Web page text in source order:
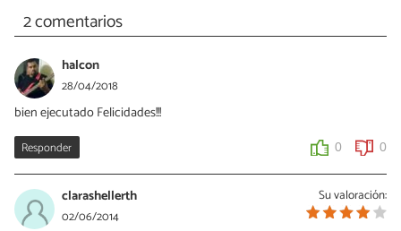
2 comentarios
halcon
28/04/2018
bien ejecutado Felicidades!!!
Responder 0 0
Su valoración:
clarashellerth
02/06/2014